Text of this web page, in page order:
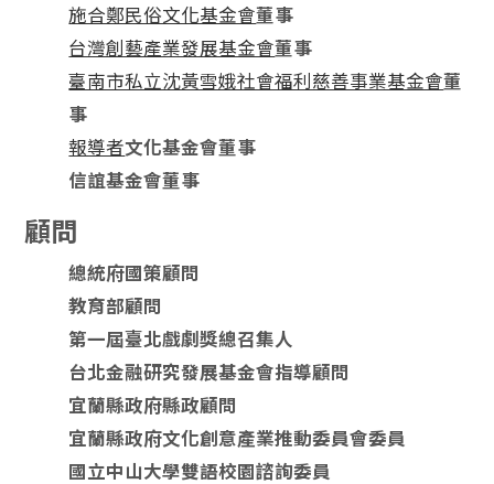
施合鄭民俗文化基金會董事
台灣創藝產業發展基金會董事
臺南市私立沈黃雪娥社會福利慈善事業基金會董
事
報導者文化基金會董事
信誼基金會董事
顧問
總統府國策顧問
教育部顧問
第一屆臺北戲劇獎總召集人
台北金融研究發展基金會指導顧問
宜蘭縣政府縣政顧問
宜蘭縣政府文化創意產業推動委員會委員
國立中山大學雙語校園諮詢委員